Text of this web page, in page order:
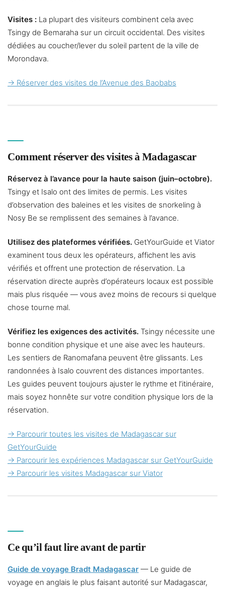
Visites : La plupart des visiteurs combinent cela avec
Tsingy de Bemaraha sur un circuit occidental. Des visites
dédiées au coucher/lever du soleil partent de la ville de
Morondava.
→ Réserver des visites de l’Avenue des Baobabs
Comment réserver des visites à Madagascar
Réservez à l’avance pour la haute saison (juin–octobre).
Tsingy et Isalo ont des limites de permis. Les visites
d’observation des baleines et les visites de snorkeling à
Nosy Be se remplissent des semaines à l’avance.
Utilisez des plateformes vérifiées. GetYourGuide et Viator
examinent tous deux les opérateurs, affichent les avis
vérifiés et offrent une protection de réservation. La
réservation directe auprès d’opérateurs locaux est possible
mais plus risquée — vous avez moins de recours si quelque
chose tourne mal.
Vérifiez les exigences des activités. Tsingy nécessite une
bonne condition physique et une aise avec les hauteurs.
Les sentiers de Ranomafana peuvent être glissants. Les
randonnées à Isalo couvrent des distances importantes.
Les guides peuvent toujours ajuster le rythme et l’itinéraire,
mais soyez honnête sur votre condition physique lors de la
réservation.
→ Parcourir toutes les visites de Madagascar sur
GetYourGuide
→ Parcourir les expériences Madagascar sur GetYourGuide
→ Parcourir les visites Madagascar sur Viator
Ce qu’il faut lire avant de partir
Guide de voyage Bradt Madagascar — Le guide de
voyage en anglais le plus faisant autorité sur Madagascar,